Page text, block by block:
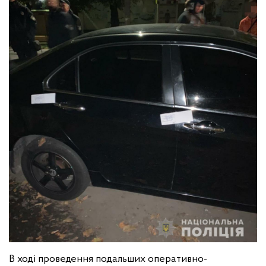
В ході проведення подальших оперативно-